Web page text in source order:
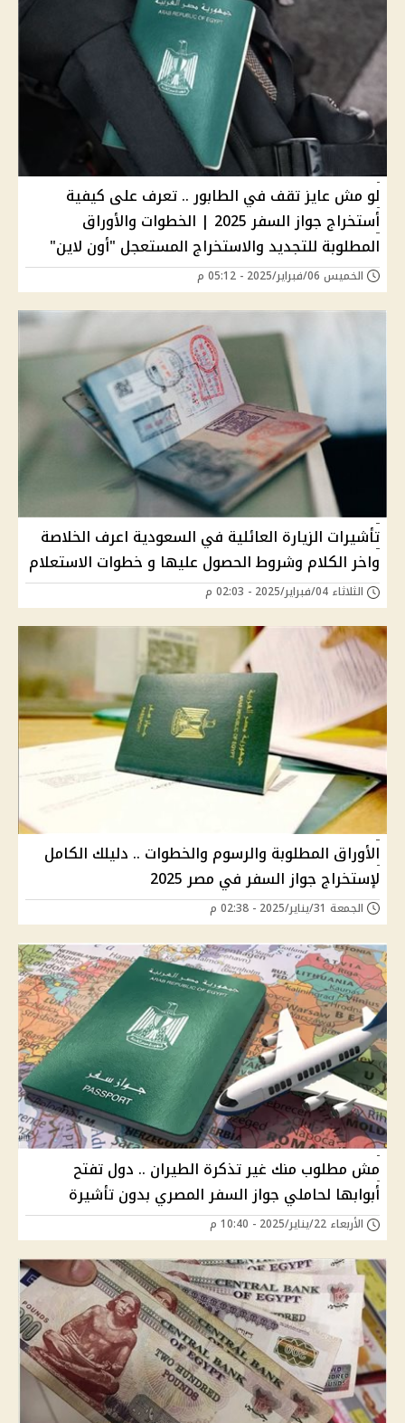
لو مش عايز تقف في الطابور .. تعرف على كيفية
أستخراج جواز السفر 2025 | الخطوات والأوراق
المطلوبة للتجديد والاستخراج المستعجل "أون لاين"
الخميس 06/فبراير/2025 - 05:12 م
تأشيرات الزيارة العائلية في السعودية اعرف الخلاصة
واخر الكلام وشروط الحصول عليها و خطوات الاستعلام
الثلاثاء 04/فبراير/2025 - 02:03 م
الأوراق المطلوبة والرسوم والخطوات .. دليلك الكامل
لإستخراج جواز السفر في مصر 2025
الجمعة 31/يناير/2025 - 02:38 م
مش مطلوب منك غير تذكرة الطيران .. دول تفتح
أبوابها لحاملي جواز السفر المصري بدون تأشيرة
الأربعاء 22/يناير/2025 - 10:40 م